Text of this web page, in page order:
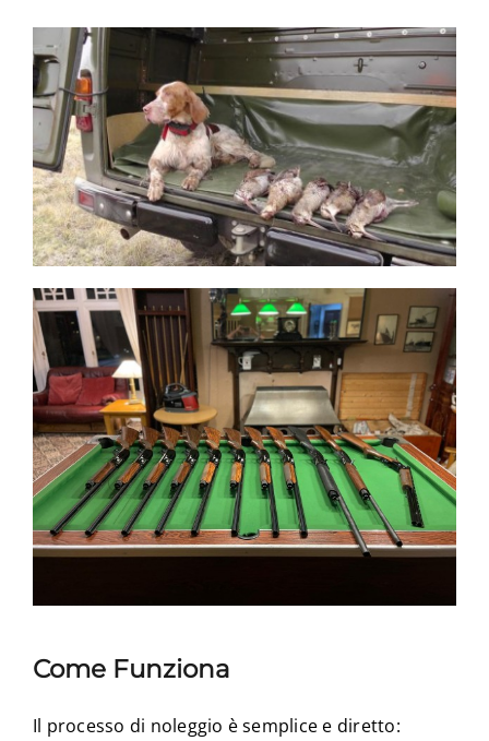
Come Funziona
Il processo di noleggio è semplice e diretto: